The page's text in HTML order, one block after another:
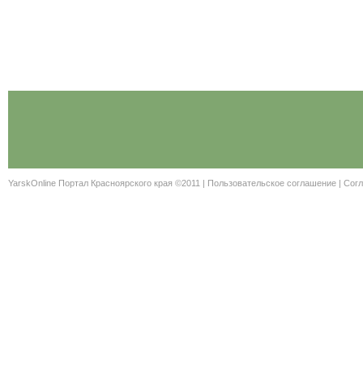
YarskOnline Портал Красноярского края ©2011 | Пользовательское соглашение |